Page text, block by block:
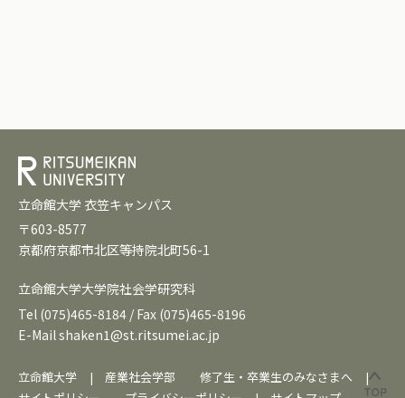
立命館大学 衣笠キャンパス
〒603-8577
京都府京都市北区等持院北町56-1
立命館大学大学院社会学研究科
Tel (075)465-8184 / Fax (075)465-8196
E-Mailshaken1@st.ritsumei.ac.jp
立命館大学 | 産業社会学部 修了生・卒業生のみなさまへ
|